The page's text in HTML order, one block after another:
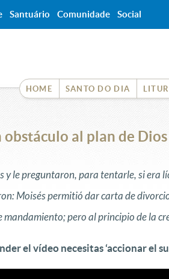
HOME SANTO DO DIA
obstáculo al plan de Dios
y le preguntaron, para tentarle, si era
Moisés permitió dar carta de
pero al principio de la
el vídeo necesitas ‘accionar el
Santuário Comunidade Social